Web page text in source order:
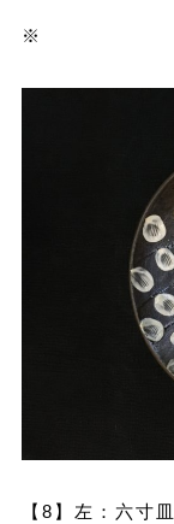
※
【8】左：六